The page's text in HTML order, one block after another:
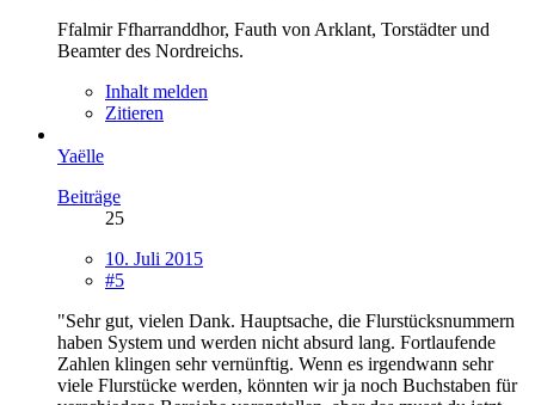
Ffalmir Ffharranddhor, Fauth von Arklant, Torstädter und
Beamter des Nordreichs.
Inhalt melden
Zitieren
Yaëlle
Beiträge
25
10. Juli 2015
#5
"Sehr gut, vielen Dank. Hauptsache, die Flurstücksnummern
haben System und werden nicht absurd lang. Fortlaufende
Zahlen klingen sehr vernünftig. Wenn es irgendwann sehr
viele Flurstücke werden, könnten wir ja noch Buchstaben für